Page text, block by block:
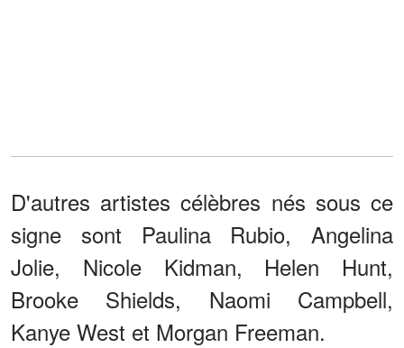
D'autres artistes célèbres nés sous ce
signe sont Paulina Rubio, Angelina
Jolie, Nicole Kidman, Helen Hunt,
Brooke Shields, Naomi Campbell,
Kanye West et Morgan Freeman.